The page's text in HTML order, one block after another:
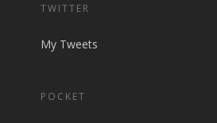
TWITTER
My Tweets
POCKET